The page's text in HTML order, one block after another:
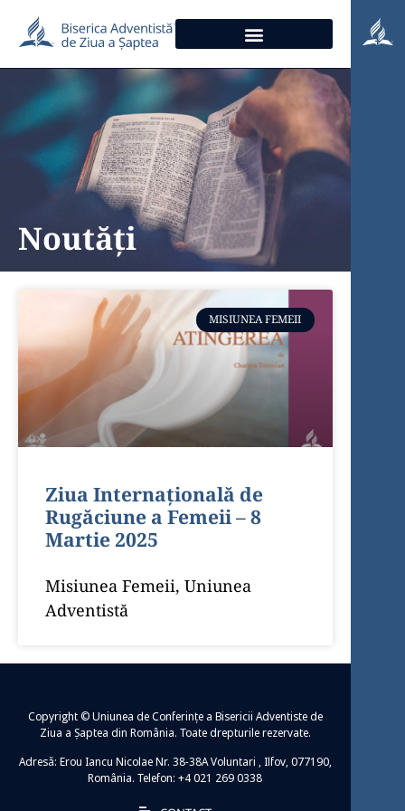
Noutăți
MISIUNEA FEMEII
Ziua Internațională de
Rugăciune a Femeii – 8
Martie 2025
Misiunea Femeii, Uniunea
Adventistă
Copyright © Uniunea de Conferințe a Bisericii Adventiste de
Ziua a Șaptea din România. Toate drepturile rezervate.
Adresă: Erou Iancu Nicolae Nr. 38-38A Voluntari , Ilfov, 077190,
România. Telefon: +4 021 269 0338